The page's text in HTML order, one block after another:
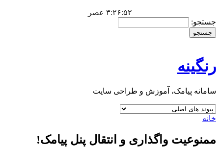
۳:۲۶:۵۳ عصر
جستجو:
رنگینه
سامانه پیامک، آموزش و طراحی سایت
خانه
ممنوعیت واگذاری و انتقال پنل پیامک!